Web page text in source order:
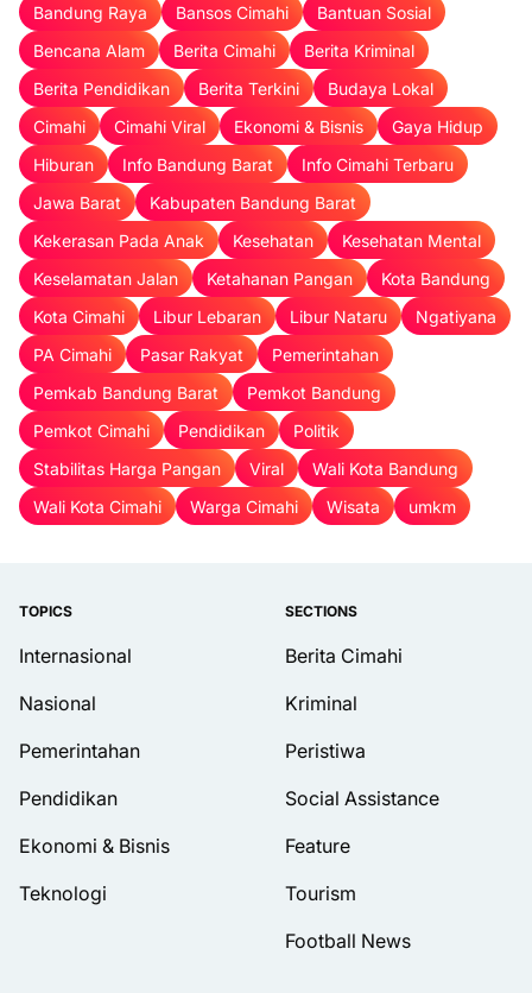
Bandung Raya
Bansos Cimahi
Bantuan Sosial
Bencana Alam
Berita Cimahi
Berita Kriminal
Berita Pendidikan
Berita Terkini
Budaya Lokal
Cimahi
Cimahi Viral Ekonomi & Bisnis
Gaya Hidup
Hiburan
Info Bandung Barat
Info Cimahi Terbaru
Jawa Barat
Kabupaten Bandung Barat
Kekerasan Pada Anak
Kesehatan
Kesehatan Mental
Keselamatan Jalan
Ketahanan Pangan
Kota Bandung
Kota Cimahi
Libur Lebaran Libur Nataru
Ngatiyana
PA Cimahi
Pasar Rakyat
Pemerintahan
Pemkab Bandung Barat
Pemkot Bandung
Pemkot Cimahi
Pendidikan
Politik
Stabilitas Harga Pangan
Viral
Wali Kota Bandung
Wali Kota Cimahi
Warga Cimahi Wisata umkm
TOPICS
Internasional
Nasional
Pemerintahan
Pendidikan
Ekonomi & Bisnis
Teknologi
SECTIONS
Berita Cimahi
Kriminal
Peristiwa
Social Assistance
Feature
Tourism
Football News